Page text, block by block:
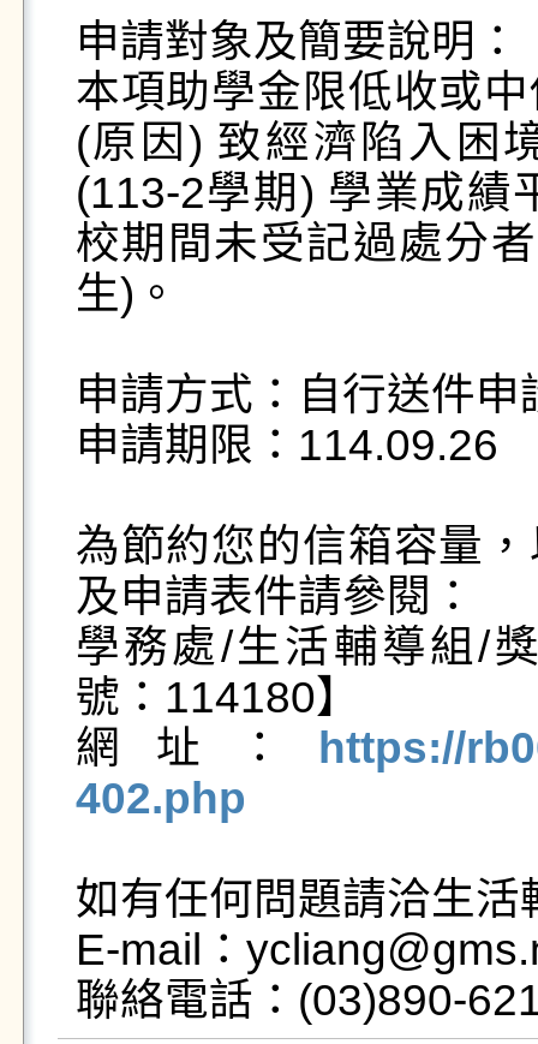
申請對象及簡要說明：
本項助學金限低收或
(原因) 致經濟陷入困
(113-2學期) 學業成績
校期間未受記過處分
生)。
申請方式：自行送件申
申請期限：114.09.26
為節約您的信箱容量
及申請表件請參閱：
學務處/生活輔導組/
號：114180】
網址：
https://
402.php
如有任何問題請洽生
E-mail：